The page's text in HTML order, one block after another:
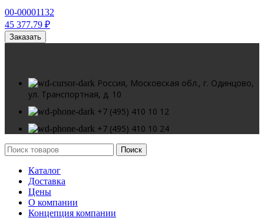
00-00001132
45 377.79 ₽
Заказать
Россия, Московская обл., г. Одинцово,
ул. Транспортная, д. 10
+7 (495) 410 10 12
+7 (495) 410 10 24
Поиск
Каталог
Доставка
Цены
О компании
Концепция компании